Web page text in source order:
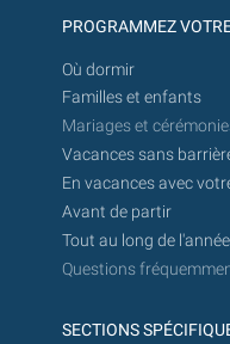
PROGRAMMEZ
Où dormir
Familles et enfants
Mariages et
Vacances sans
En vacances avec
Avant de partir
Tout au long de l'année
Questions
SECTIONS